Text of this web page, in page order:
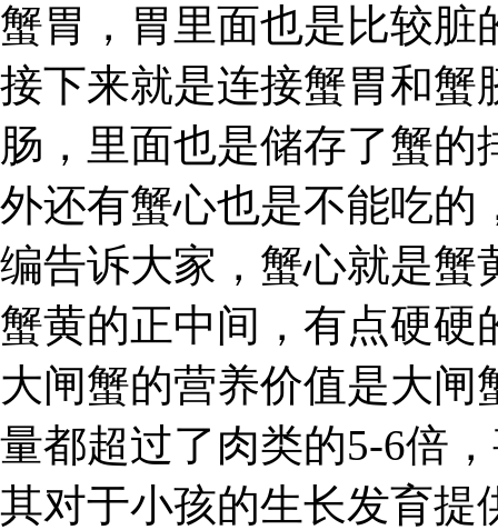
蟹胃，胃里面也是比较脏
接下来就是连接蟹胃和蟹
肠，里面也是储存了蟹
外还有蟹心也是不能吃的
编告诉大家，蟹心就是蟹
蟹黄的正中间，有点硬硬
大闸蟹的营养价值是大闸
量都超过了肉类的5-6倍
其对于小孩的生长发育提